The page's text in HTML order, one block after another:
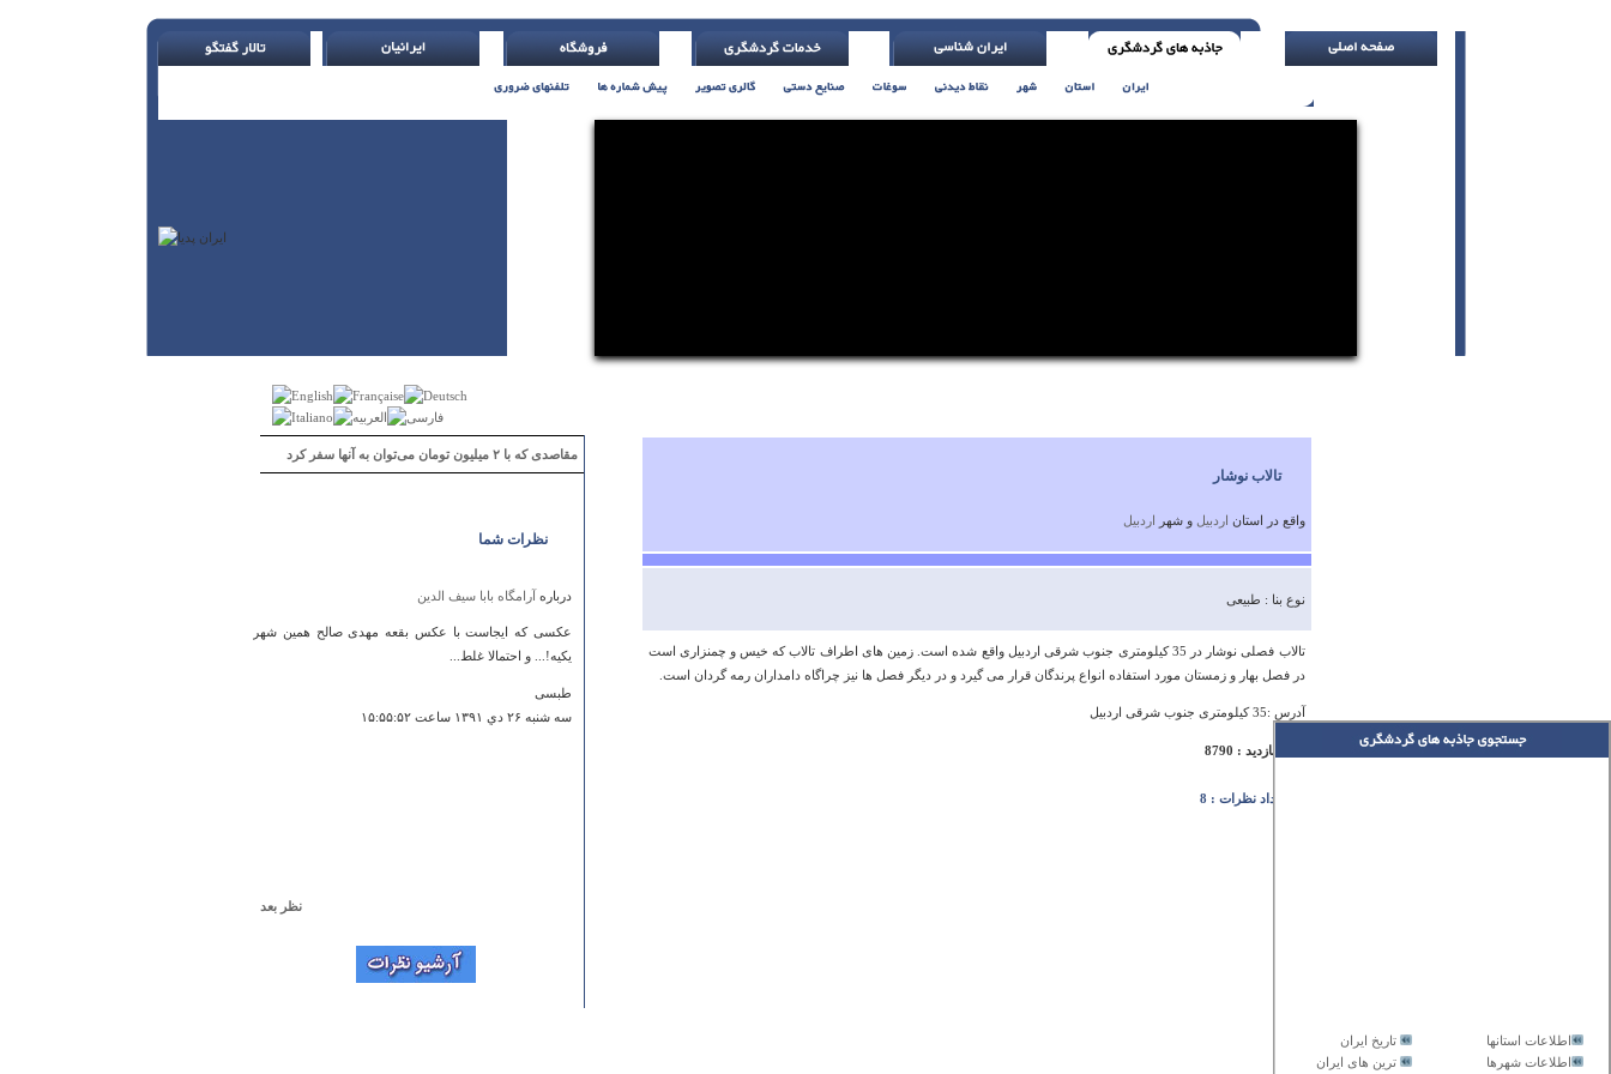
تاریخ ایران
اطلاعات استانها
ترین های ایران
اطلاعات شهرها
مقاصدی که با ۲ میلیون تومان می‌توان به آنها سفر کرد
نظرات شما
درباره آرامگاه بابا سیف الدین
عکسی که ایجاست با عکس بقعه مهدی صالح همین شهر
یکیه!... و احتمالا غلط...
طبسی
سه شنبه ۲۶ دي ۱۳۹۱ ساعت ۱۵:۵۵:۵۲
سلام امروز با یه کیا شاسی بلند رفتیم دیدیم قلعه رو -خیلی
نظر بعد
تالاب نوشار
واقع در استان اردبيل و شهر اردبيل
نوع بنا : طبیعی
تالاب فصلی نوشار در 35 کیلومتری جنوب شرقی اردبیل واقع شده است. زمین های اطراف تالاب که خیس و چمنزاری است
در فصل بهار و زمستان مورد استفاده انواع پرندگان قرار می گیرد و در دیگر فصل ها نیز چراگاه دامداران رمه گردان است.
آدرس :35 کیلومتری جنوب شرقی اردبیل
تعداد بازدید : 8790
تعداد نظرات : 8